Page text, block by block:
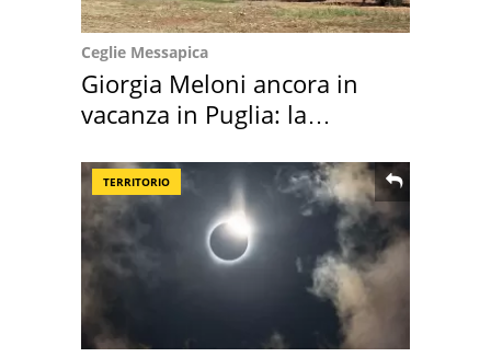
Ceglie Messapica
Giorgia Meloni ancora in
vacanza in Puglia: la
TERRITORIO